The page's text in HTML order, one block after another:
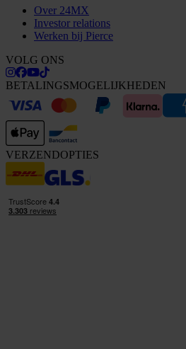
Over 24MX
Investor relations
Werken bij Pierce
VOLG ONS
BETALINGSMOGELIJKHEDEN
VERZENDOPTIES